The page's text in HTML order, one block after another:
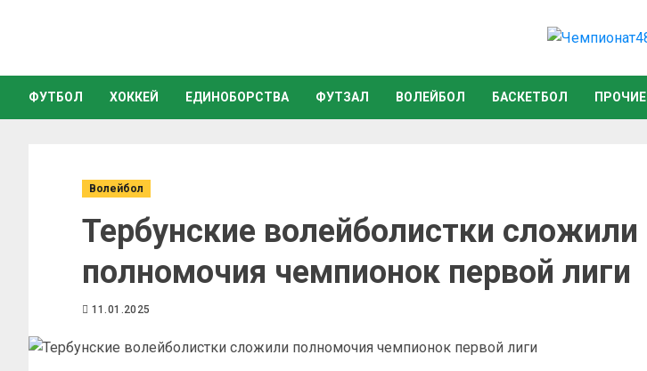
ФУТБОЛ ХОККЕЙ ЕДИНОБОРСТВА ФУТЗАЛ ВОЛЕЙБОЛ БАСКЕТБОЛ ПРОЧИЕ
Волейбол
Тербунские волейболистки сложили
полномочия чемпионок первой лиги
11.01.2025